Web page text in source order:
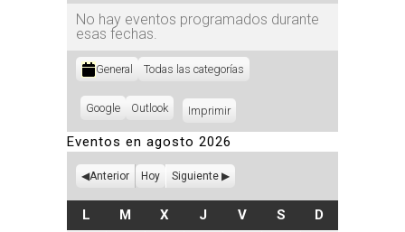
No hay eventos programados durante
esas fechas.
Categorías
General Todas las categorías
Subscribe
Google
Subscribe
Outlook ImprimirVistas
Eventos en agosto 2026
Anterior Hoy Siguiente
L LUNES
M MARTES
XMIÉRCOLES
J JUEVES
VVIERNES
SSÁBADO
D